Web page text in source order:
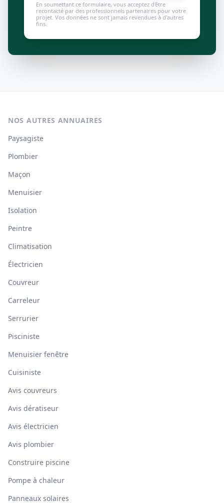
En soumettant ce formulaire, vous acceptez d'être
recontacté par des professionnels partenaires pour votre
projet. Vos données ne sont jamais revendues à d'autres
fins.
NOS AUTRES ANNUAIRES
Paysagiste
Plombier
Maçon
Menuisier
Isolation
Peintre
Climatisation
Électricien
Couvreur
Carreleur
Serrurier
Pisciniste
Menuisier fenêtre
Cuisiniste
Avis couvreurs
Avis dératiseur
Avis électricien
Avis plombier
Construire piscine
Pompe à chaleur
Panneaux solaires